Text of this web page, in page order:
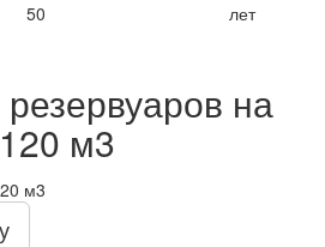
50 лет
на
120 м3